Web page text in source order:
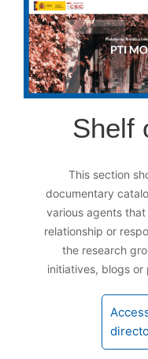
Shelf
This section
documentary
various agents
relationship or
the research
initiatives, blogs or